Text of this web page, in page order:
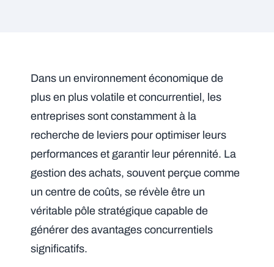
Dans un environnement économique de
plus en plus volatile et concurrentiel, les
entreprises sont constamment à la
recherche de leviers pour optimiser leurs
performances et garantir leur pérennité. La
gestion des achats, souvent perçue comme
un centre de coûts, se révèle être un
véritable pôle stratégique capable de
générer des avantages concurrentiels
significatifs.